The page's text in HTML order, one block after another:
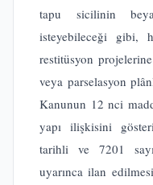
tapu sicilinin
isteyebileceği gibi,
restitüsyon
veya parselasyon
Kanunun 12 nci
yapı ilişkisini
tarihli ve 7201
uyarınca ilan